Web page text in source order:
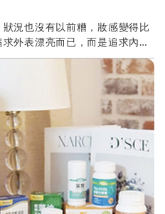
況也沒有以前糟，妝感變得比
外表漂亮而已，而是追求內在